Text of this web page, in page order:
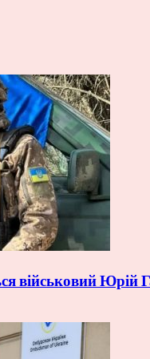
військовий Юрій